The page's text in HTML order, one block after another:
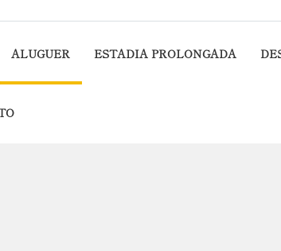
ALUGUER ESTADIA PROLONGADA